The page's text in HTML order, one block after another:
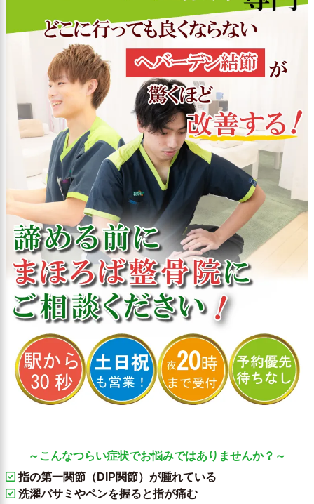
～こんなつらい症状でお悩みではありませんか？～
指の第一関節（DIP関節）が腫れている
洗濯バサミやペンを握ると指が痛む